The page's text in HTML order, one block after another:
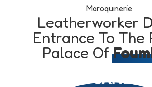
Maroquinerie
Leatherworker
Entrance To The
Palace Of